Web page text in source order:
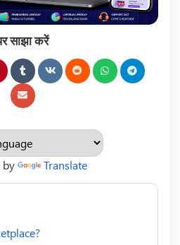
साझा करें
by Translate